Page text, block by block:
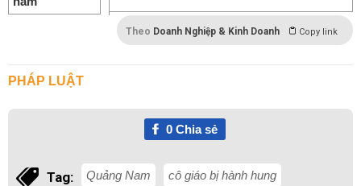
Theo Doanh Nghiệp & Kinh Doanh Copy link
PHÁP LUẬT
0Chia sẻ
Tag: Quảng Nam cô giáo bị hành hung